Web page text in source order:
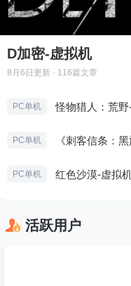
D加密-虚拟机
8月6日 更新 · 116篇文章
PC单机
PC单机
PC单机
活跃用户